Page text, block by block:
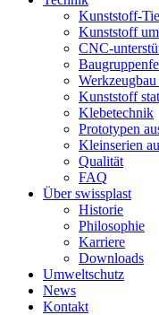
Kunststoff-
Kunststoff
CNC-
Kunststoff
Klebetechnik
Prototypen
Kleinserien
Qualität
FAQ
Über swissplast
Historie
Philosophie
Karriere
Downloads
Umweltschutz
News
Kontakt